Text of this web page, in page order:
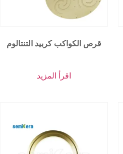
قرص الكواكب كربيد التنتالوم
اقرأ المزيد